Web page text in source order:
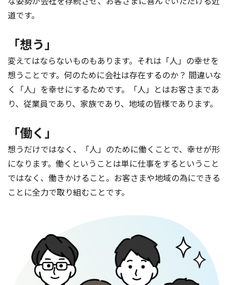
道です。
「想う」
変えてはならないものもあります。それは「人」の幸せを
想うことです。何のために会社は存在するのか？ 間違いな
く「人」を幸せにするためです。「人」とはお客さまであ
り、従業員であり、家族であり、地域の皆様であります。
「働く」
想うだけではなく、「人」のために働くことで、幸せが形
になります。働くということは単に仕事をするということ
ではなく、働きかけること。お客さまや地域の為にできる
ことに全力で取り組むことです。